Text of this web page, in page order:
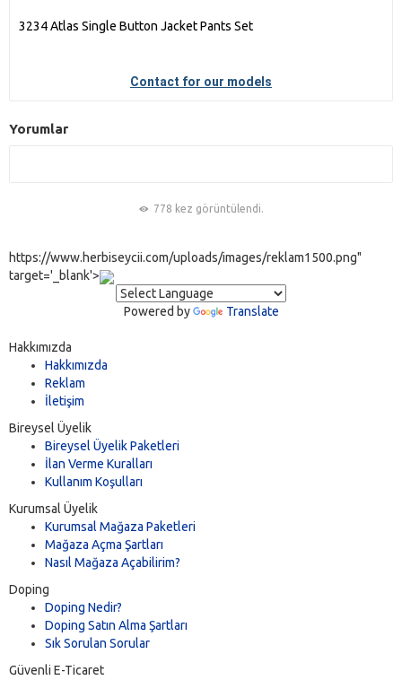
3234 Atlas Single Button Jacket Pants Set
Contact for our models
Yorumlar
778 kez görüntülendi.
https://www.herbiseycii.com/uploads/images/reklam1500.png"
target='_blank'>
Powered by Translate
Hakkımızda
Hakkımızda
Reklam
İletişim
Bireysel Üyelik
Bireysel Üyelik Paketleri
İlan Verme Kuralları
Kullanım Koşulları
Kurumsal Üyelik
Kurumsal Mağaza Paketleri
Mağaza Açma Şartları
Nasıl Mağaza Açabilirim?
Doping
Doping Nedir?
Doping Satın Alma Şartları
Sık Sorulan Sorular
Güvenli E-Ticaret